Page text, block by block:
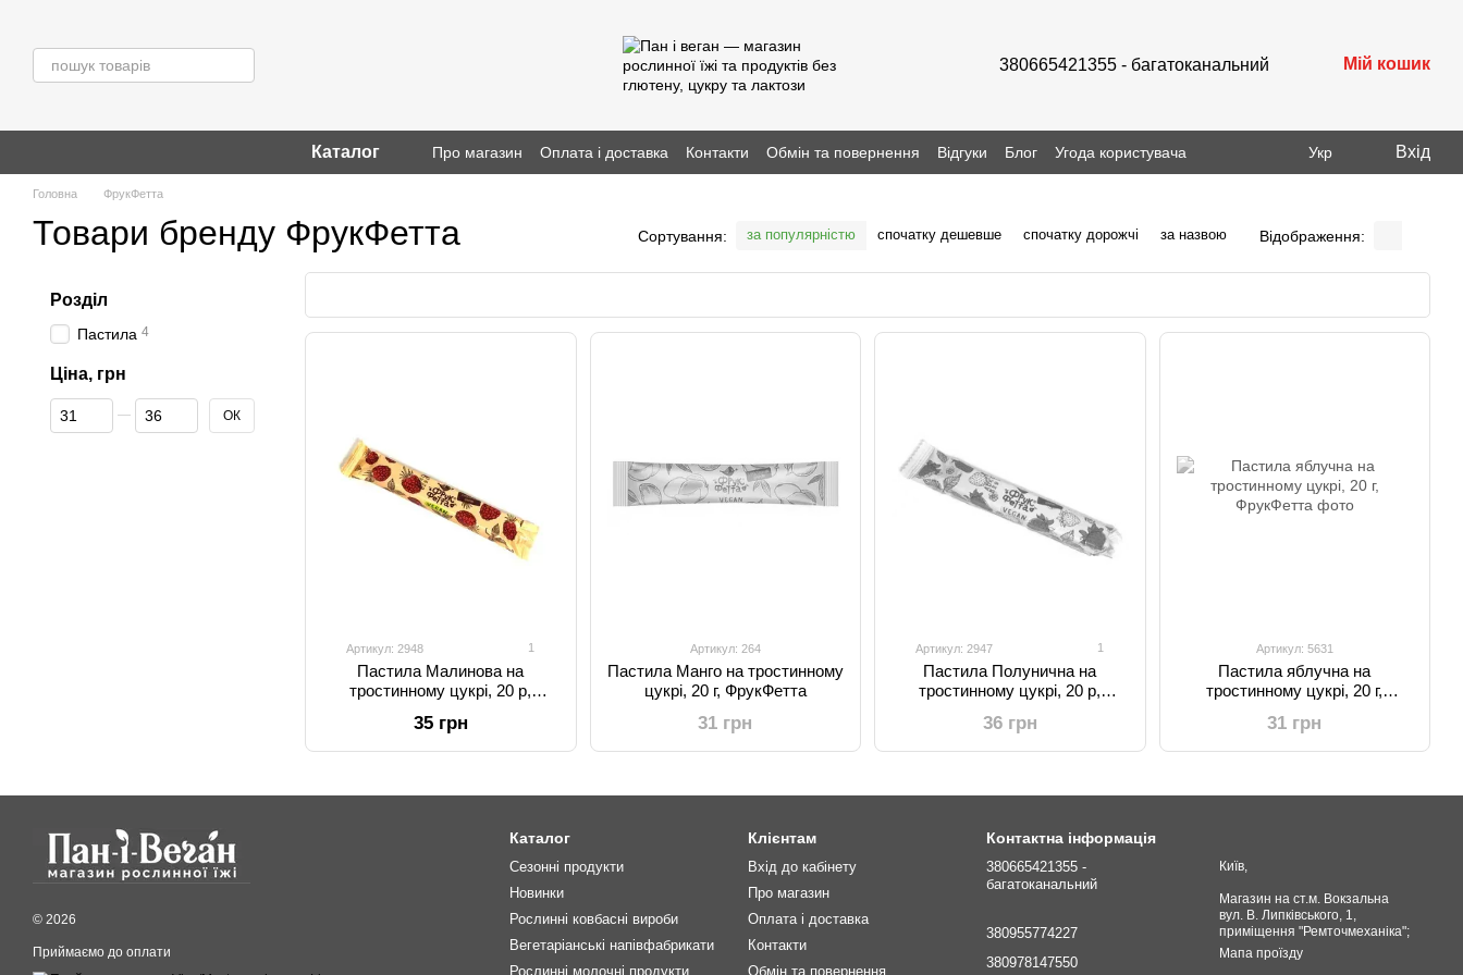
380665421355 - багатоканальний Мій кошик
Каталог Про магазин Оплата і доставка Контакти Обмін та повернення Відгуки Блог Угода користувача Укр Вхід
Головна ФрукФетта
Товари бренду ФрукФетта Сортування: за популярністю спочатку дешевше спочатку дорожчі за назвою Відображення:
Артикул: 2948 1
Пастила Малинова на
тростинному цукрі, 20 р,
35 грн
Артикул: 264
Пастила Манго на тростинному
цукрі, 20 г, ФрукФетта
31 грн
Артикул: 2947 1
Пастила Полунична на
тростинному цукрі, 20 р,
36 грн
Артикул: 5631
Пастила яблучна на
тростинному цукрі, 20 г,
31 грн
Розділ
Пастила 4
Ціна, грн
Від Ціна, грн
До Ціна, грн ОК
© 2026
Приймаємо до оплати
Каталог
Сезонні продукти
Новинки
Рослинні ковбасні вироби
Вегетаріанські напівфабрикати
Рослинні молочні продукти
Клієнтам
Вхід до кабінету
Про магазин
Оплата і доставка
Контакти
Обмін та повернення
Контактна інформація
380665421355 -
багатоканальний
380955774227
380978147550
Київ,
Магазин на ст.м. Вокзальна
вул. В. Липківського, 1,
приміщення "Ремточмеханіка";
Мапа проїзду